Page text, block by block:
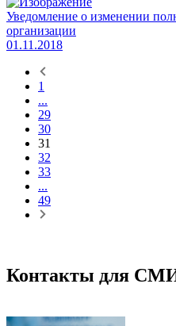
Уведомление о изменении
организации
01.11.2018
1
...
29
30
31
32
33
...
49
Контакты для